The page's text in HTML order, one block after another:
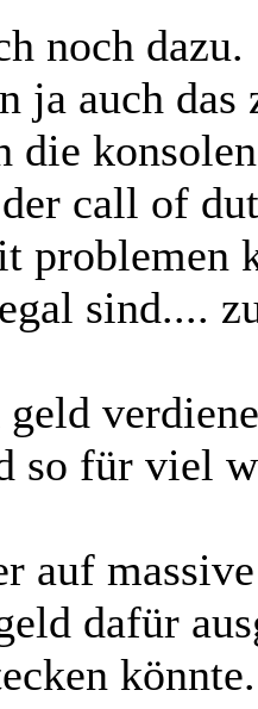
noch dazu.
ja auch
die
call of
problemen
sind....
so für viel
auf
dafür
könnte.